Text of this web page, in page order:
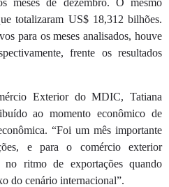
meses de dezembro. O mesmo
totalizaram US$ 18,312 bilhões.
para os meses analisados, houve
frente os resultados
Exterior do MDIC, Tatiana
ao momento econômico de
“Foi um mês importante
e para o comércio exterior
no ritmo de exportações quando
do cenário internacional”.